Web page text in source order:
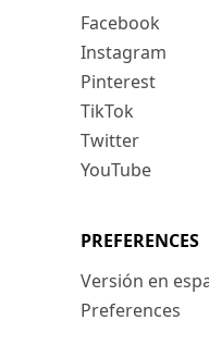
Facebook
Instagram
Pinterest
TikTok
Twitter
YouTube
PREFERENCES
Versión en
Preferences